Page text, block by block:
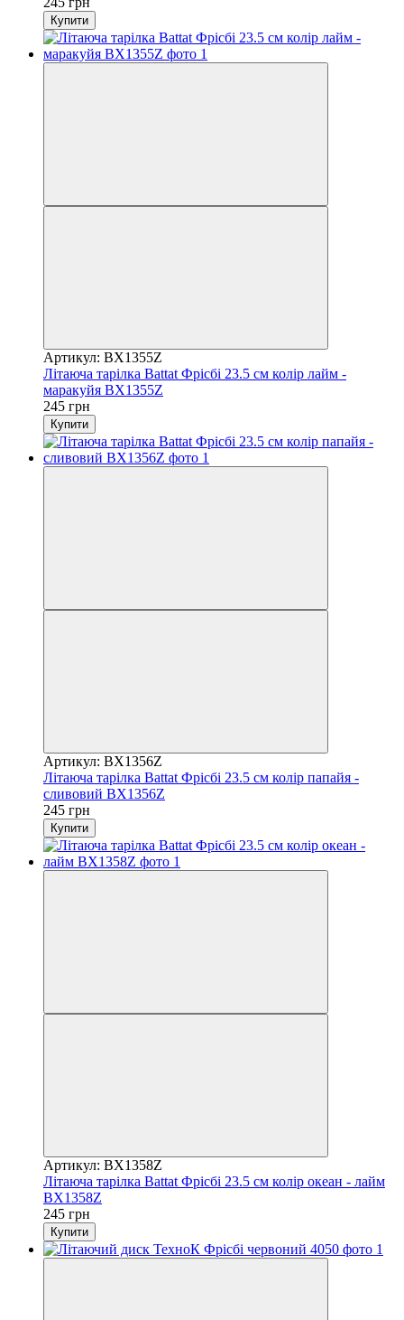
Купити
Артикул: BX1355Z
Літаюча тарілка Battat Фрісбі 23.5 см колір лайм -
маракуйя BX1355Z
245 грн
Купити
Артикул: BX1356Z
Літаюча тарілка Battat Фрісбі 23.5 см колір папайя -
сливовий BX1356Z
245 грн
Купити
Артикул: BX1358Z
Літаюча тарілка Battat Фрісбі 23.5 см колір океан - лайм
BX1358Z
245 грн
Купити